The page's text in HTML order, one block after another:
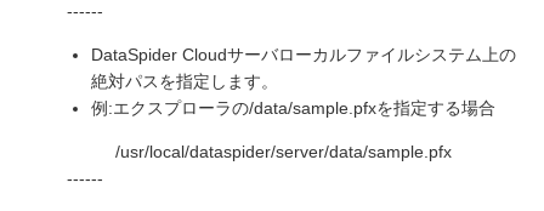
------
DataSpider Cloudサーバローカルファイルシステム上の
絶対パスを指定します。
例:エクスプローラの/data/sample.pfxを指定する場合
/usr/local/dataspider/server/data/sample.pfx
------